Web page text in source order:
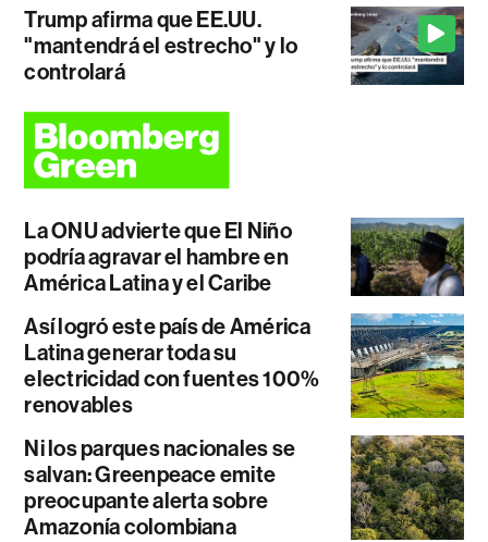
Trump afirma que EE.UU.
"mantendrá el estrecho" y lo
controlará
La ONU advierte que El Niño
podría agravar el hambre en
América Latina y el Caribe
Así logró este país de América
Latina generar toda su
electricidad con fuentes 100%
renovables
Ni los parques nacionales se
salvan: Greenpeace emite
preocupante alerta sobre
Amazonía colombiana